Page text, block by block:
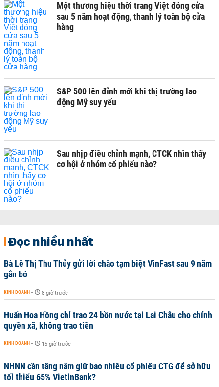
Một thương hiệu thời trang Việt đóng cửa
sau 5 năm hoạt động, thanh lý toàn bộ cửa
hàng
S&P 500 lên đỉnh mới khi thị trường lao
động Mỹ suy yếu
Sau nhịp điều chỉnh mạnh, CTCK nhìn thấy
cơ hội ở nhóm cổ phiếu nào?
Đọc nhiều nhất
Bà Lê Thị Thu Thủy gửi lời chào tạm biệt VinFast sau 9 năm
gắn bó
KINH DOANH - 8 giờ trước
Huấn Hoa Hồng chỉ trao 24 bồn nước tại Lai Châu cho chính
quyền xã, không trao tiền
KINH DOANH - 15 giờ trước
NHNN cần tăng nắm giữ bao nhiêu cổ phiếu CTG để sở hữu
tối thiểu 65% VietinBank?